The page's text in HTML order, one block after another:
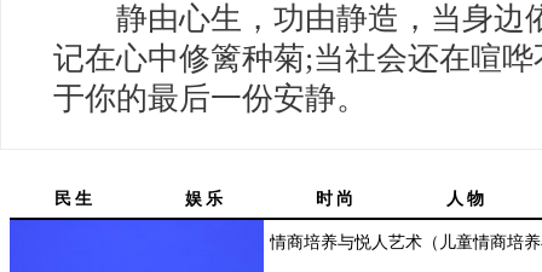
静由心生，功由静造，当身边
记在心中修篱种菊;当社会还在喧
于你的最后一份安静。